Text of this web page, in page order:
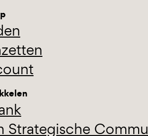
Strategische